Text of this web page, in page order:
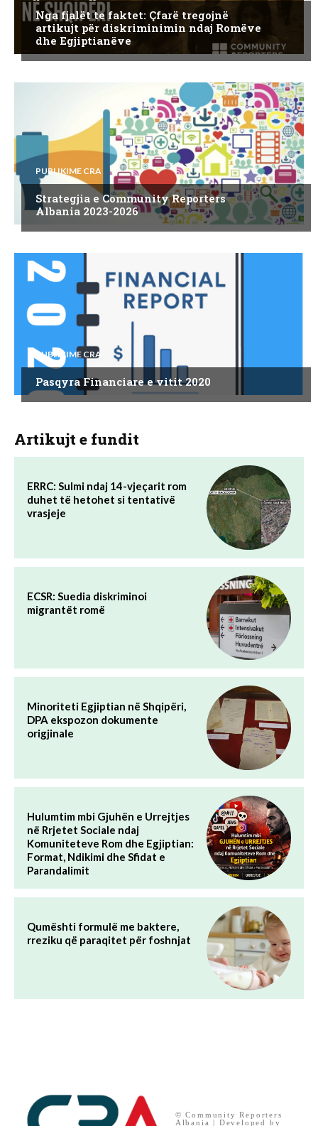
Nga fjalët te faktet: Çfarë tregojnë
artikujt për diskriminimin ndaj Romëve
dhe Egjiptianëve
PUBLIKIME CRA
Strategjia e Community Reporters
Albania 2023-2026
PUBLIKIME CRA
Pasqyra Financiare e vitit 2020
Artikujt e fundit
ERRC: Sulmi ndaj 14-vjeçarit rom
duhet të hetohet si tentativë
vrasjeje
ECSR: Suedia diskriminoi
migrantët romë
Minoriteti Egjiptian në Shqipëri,
DPA ekspozon dokumente
origjinale
Hulumtim mbi Gjuhën e Urrejtjes
në Rrjetet Sociale ndaj
Komuniteteve Rom dhe Egjiptian:
Format, Ndikimi dhe Sfidat e
Parandalimit
Qumështi formulë me baktere,
rreziku që paraqitet për foshnjat
© Community Reporters
Albania | Developed by